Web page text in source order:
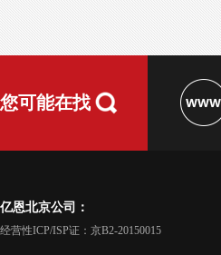
您可能在找
亿恩北京公司：
经营性ICP/ISP证：京B2-20150015